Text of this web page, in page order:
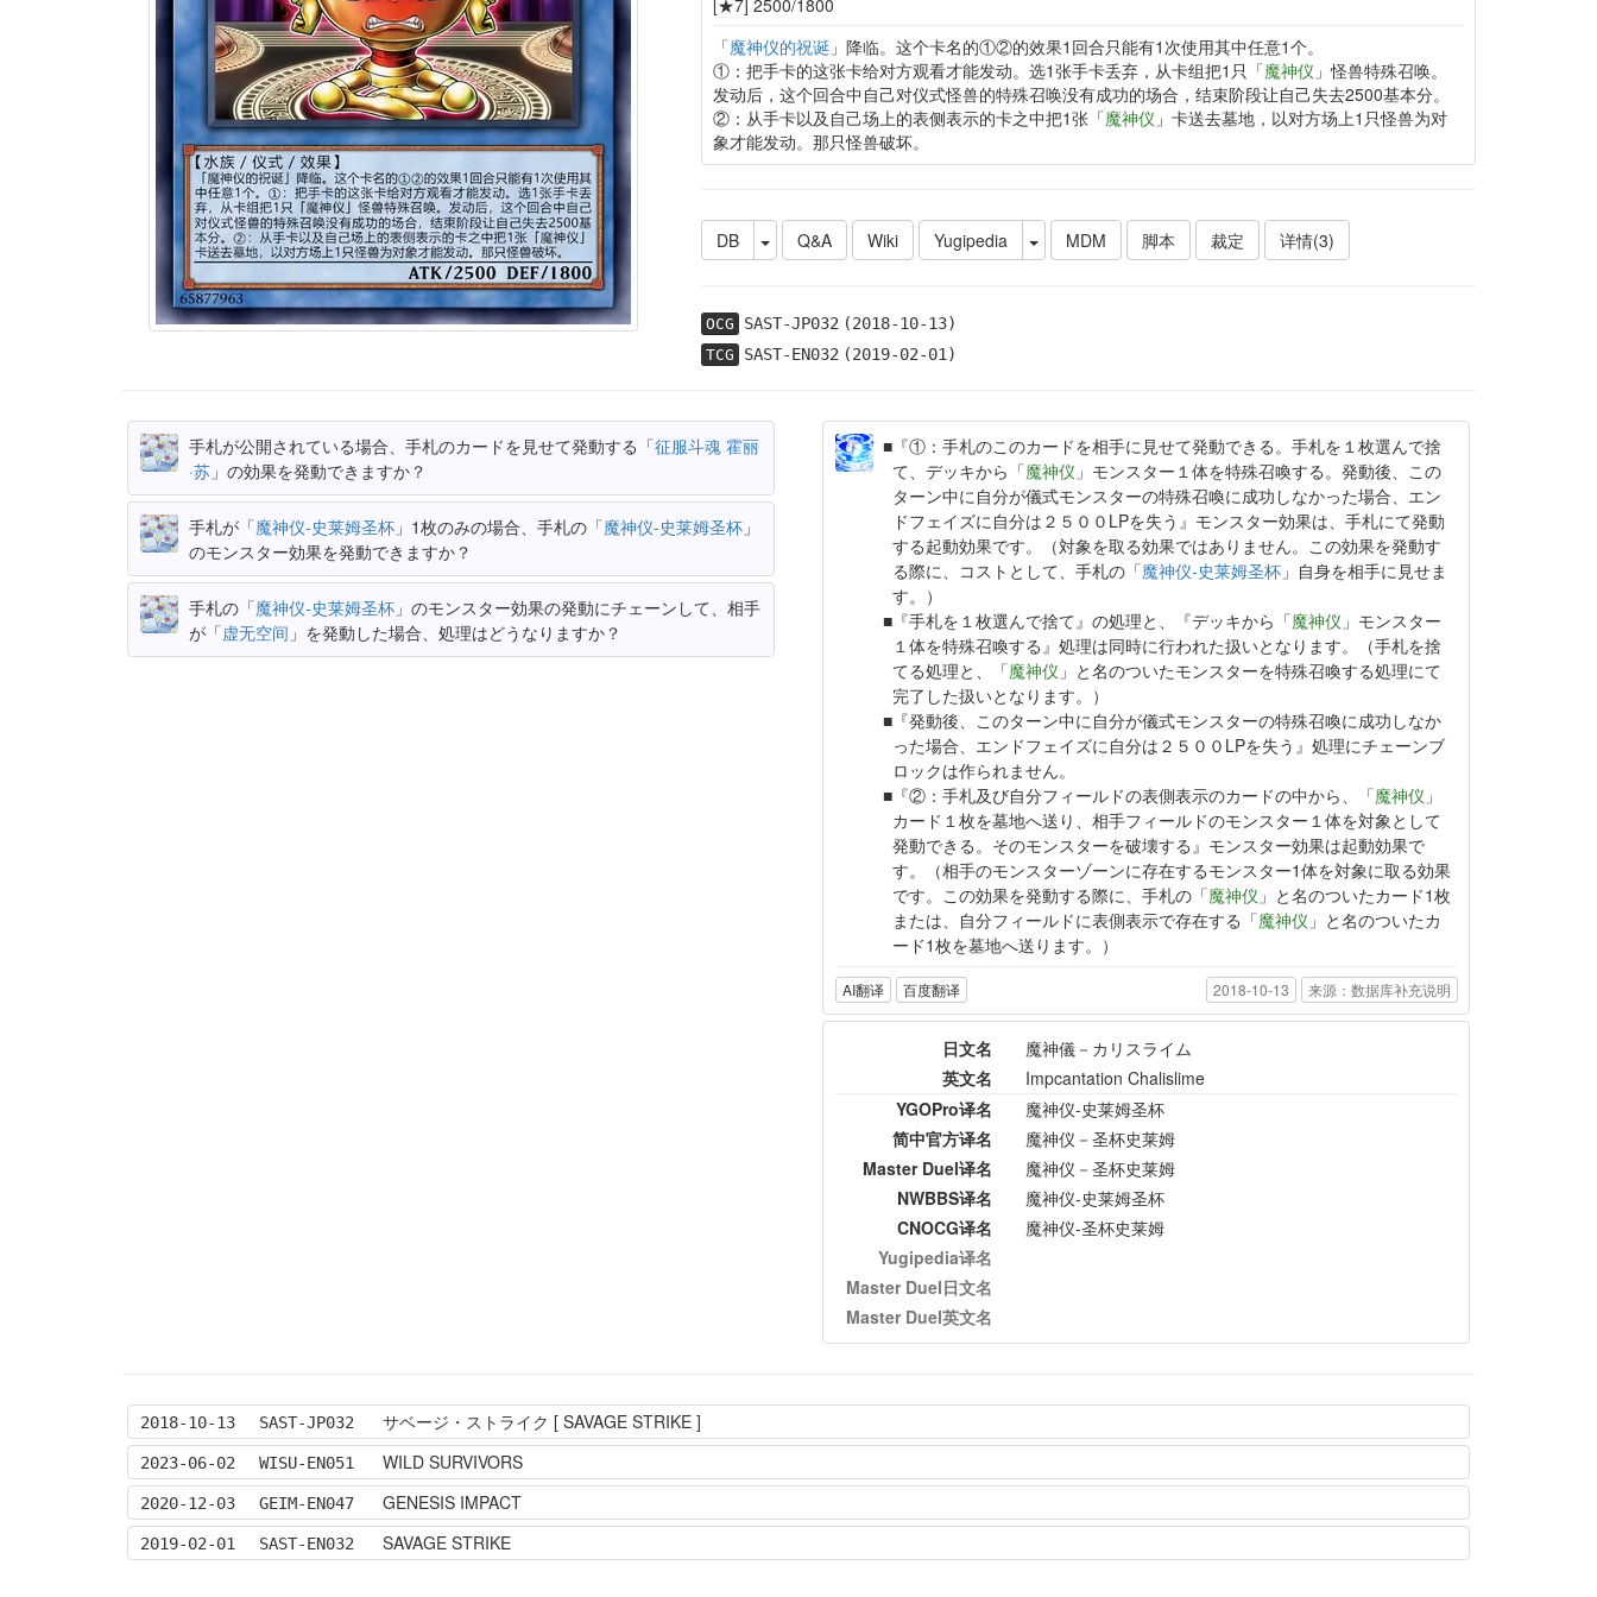
「魔神仪的祝诞 」降临。这个卡名的①②的效果1回合只能有1次使用其中任意1个。
①：把手卡的这张卡给对方观看才能发动。选1张手卡丢弃，从卡组把1只「魔神仪 」怪兽特殊召唤。
发动后，这个回合中自己对仪式怪兽的特殊召唤没有成功的场合，结束阶段让自己失去2500基本分。
②：从手卡以及自己场上的表侧表示的卡之中把1张「魔神仪 」卡送去墓地，以对方场上1只怪兽为对
象才能发动。那只怪兽破坏。
DB Q&A Wiki Yugipedia MDM 脚本 裁定 详情(3)
OCG SAST-JP032(2018-10-13)
TCG SAST-EN032(2019-02-01)
手札が公開されている場合、手札のカードを見せて発動する「征服斗魂 霍丽
·苏 」の効果を発動できますか？
手札が「魔神仪-史莱姆圣杯 」1枚のみの場合、手札の「魔神仪-史莱姆圣杯 」
のモンスター効果を発動できますか？
手札の「魔神仪-史莱姆圣杯 」のモンスター効果の発動にチェーンして、相手
が「虚无空间 」を発動した場合、処理はどうなりますか？
『①：手札のこのカードを相手に見せて発動できる。手札を１枚選んで捨
て、デッキから「魔神仪 」モンスター１体を特殊召喚する。発動後、この
ターン中に自分が儀式モンスターの特殊召喚に成功しなかった場合、エン
ドフェイズに自分は２５００LPを失う』モンスター効果は、手札にて発動
する起動効果です。（対象を取る効果ではありません。この効果を発動す
る際に、コストとして、手札の「魔神仪-史莱姆圣杯 」自身を相手に見せま
す。）
『手札を１枚選んで捨て』の処理と、『デッキから「魔神仪 」モンスター
１体を特殊召喚する』処理は同時に行われた扱いとなります。（手札を捨
てる処理と、「魔神仪 」と名のついたモンスターを特殊召喚する処理にて
完了した扱いとなります。）
『発動後、このターン中に自分が儀式モンスターの特殊召喚に成功しなか
った場合、エンドフェイズに自分は２５００LPを失う』処理にチェーンブ
ロックは作られません。
『②：手札及び自分フィールドの表側表示のカードの中から、「魔神仪 」
カード１枚を墓地へ送り、相手フィールドのモンスター１体を対象として
発動できる。そのモンスターを破壊する』モンスター効果は起動効果で
す。（相手のモンスターゾーンに存在するモンスター1体を対象に取る効果
です。この効果を発動する際に、手札の「魔神仪 」と名のついたカード1枚
または、自分フィールドに表側表示で存在する「魔神仪 」と名のついたカ
ード1枚を墓地へ送ります。）
AI翻译 百度翻译 2018-10-13 来源：数据库补充说明
日文名
魔神儀－カリスライム
英文名
Impcantation Chalislime
YGOPro译名
魔神仪-史莱姆圣杯
简中官方译名
魔神仪－圣杯史莱姆
Master Duel译名
魔神仪－圣杯史莱姆
NWBBS译名
魔神仪-史莱姆圣杯
CNOCG译名
魔神仪-圣杯史莱姆
Yugipedia译名
Master Duel日文名
Master Duel英文名
2018-10-13 SAST-JP032 サベージ・ストライク [ SAVAGE STRIKE ]
2023-06-02 WISU-EN051 WILD SURVIVORS
2020-12-03 GEIM-EN047 GENESIS IMPACT
2019-02-01 SAST-EN032 SAVAGE STRIKE